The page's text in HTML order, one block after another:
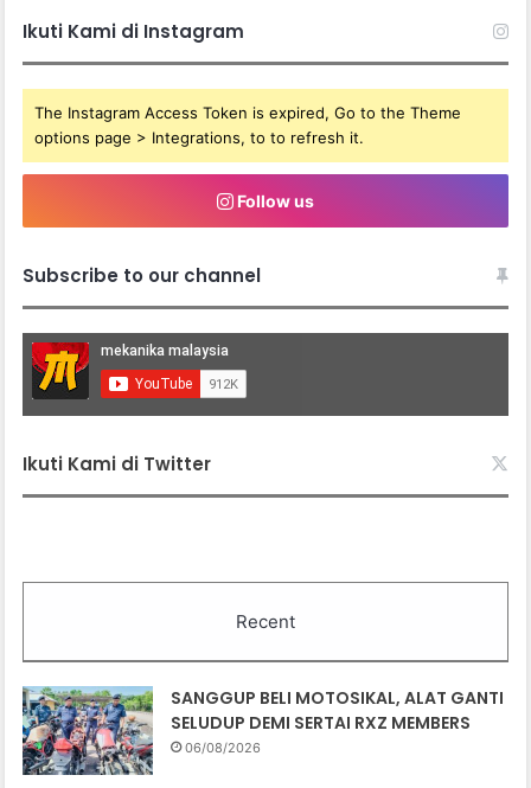
Ikuti Kami di Instagram
The Instagram Access Token is expired, Go to the Theme
options page > Integrations, to to refresh it.
Follow us
Subscribe to our channel
Ikuti Kami di Twitter
Recent
SANGGUP BELI MOTOSIKAL, ALAT GANTI
SELUDUP DEMI SERTAI RXZ MEMBERS
06/08/2026